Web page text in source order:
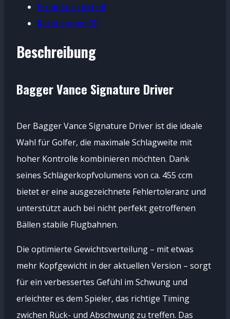
Produktsicherheit
Rezensionen (0)
Beschreibung
Bagger Vance Signature Driver
Der Bagger Vance Signature Driver ist die ideale
Wahl für Golfer, die maximale Schlagweite mit
hoher Kontrolle kombinieren möchten. Dank
seines Schlägerkopfvolumens von ca. 455 ccm
bietet er eine ausgezeichnete Fehlertoleranz und
unterstützt auch bei nicht perfekt getroffenen
Bällen stabile Flugbahnen.
Die optimierte Gewichtsverteilung – mit etwas
mehr Kopfgewicht in der aktuellen Version – sorgt
für ein verbessertes Gefühl im Schwung und
erleichter es dem Spieler, das richtige Timing
zwichen Rück- und Abschwung zu treffen. Das